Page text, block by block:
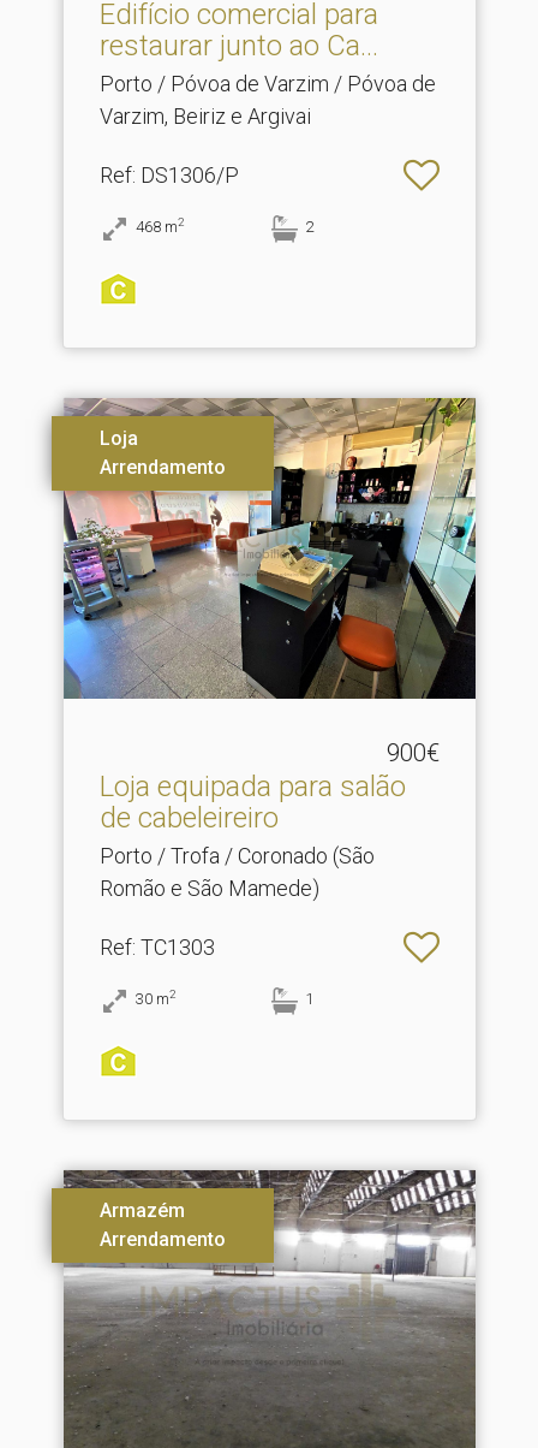
Edifício comercial para
restaurar junto ao Ca.​..
Porto / Póvoa de Varzim / Póvoa de
Varzim, Beiriz e Argivai
Ref: DS1306/P
468 m2 2
Loja
Arrendamento
900€
Loja equipada para salão
de cabeleireiro
Porto / Trofa / Coronado (São
Romão e São Mamede)
Ref: TC1303
30 m2 1
Armazém
Arrendamento